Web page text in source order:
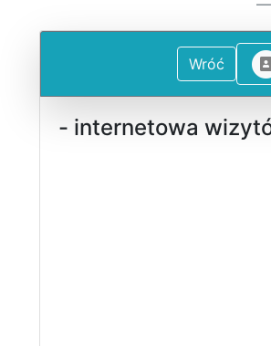
Wróć
- internetowa